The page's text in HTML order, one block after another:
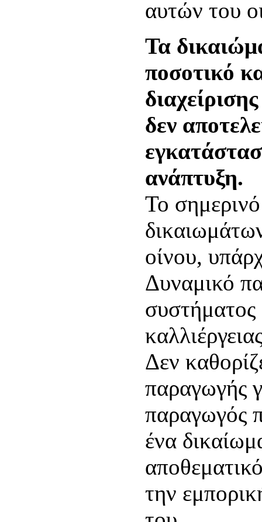
αυτών του
Τα
ποσοτικό
δεν
ανάπτυξη.
Το
οίνου,
Δυναμικό
συστήματος
Δεν
παραγωγής
παραγωγός
ένα
την